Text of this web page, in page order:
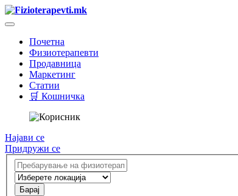
Почетна
Физиотерапевти
Продавница
Маркетинг
Статии
🛒 Кошничка
Најави се
Придружи се